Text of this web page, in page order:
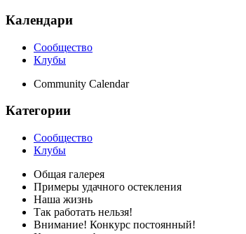
Календари
Сообщество
Клубы
Community Calendar
Категории
Сообщество
Клубы
Общая галерея
Примеры удачного остекления
Наша жизнь
Так работать нельзя!
Внимание! Конкурс постоянный!